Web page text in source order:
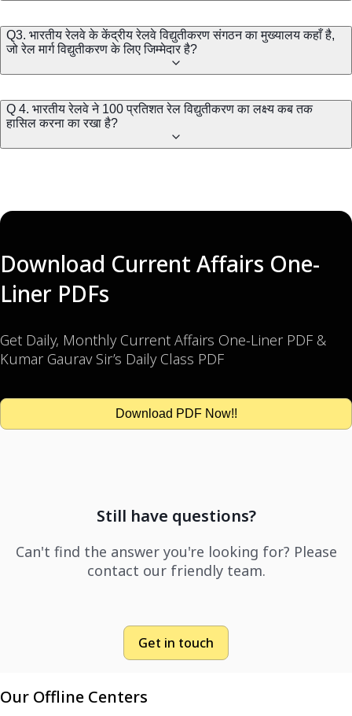
Q3. भारतीय रेलवे के केंद्रीय रेलवे विद्युतीकरण संगठन का मुख्यालय कहाँ है,
जो रेल मार्ग विद्युतीकरण के लिए जिम्मेदार है?
Q 4. भारतीय रेलवे ने 100 प्रतिशत रेल विद्युतीकरण का लक्ष्य कब तक
हासिल करना का रखा है?
Download Current Affairs One-
Liner PDFs
Get Daily, Monthly Current Affairs One-Liner PDF &
Kumar Gaurav Sir’s Daily Class PDF
Download PDF Now!!
Still have questions?
Can't find the answer you're looking for? Please
contact our friendly team.
Get in touch
Our Offline Centers